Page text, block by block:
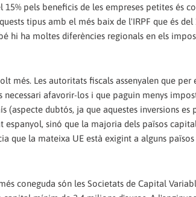
pels beneficis de les empreses petites és
tipus amb el més baix de l'IRPF que és del
hi ha moltes diferències regionals en els
més. Les autoritats fiscals assenyalen que per
afavorir-los i que paguin menys
(aspecte dubtós, ja que aquestes inversions es
espanyol, sinó que la majoria dels països
que la mateixa UE està exigint a alguns
coneguda són les Societats de Capital